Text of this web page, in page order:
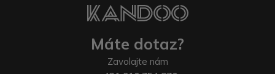
Máte dotaz?
Zavolajte nám